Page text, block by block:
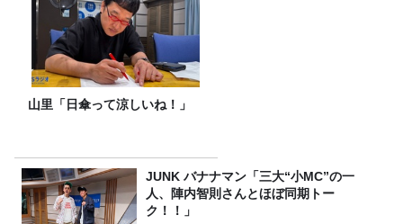
山里「日傘って涼しいね！」
JUNK バナナマン「三大“小MC”の一
人、陣内智則さんとほぼ同期トー
ク！！」